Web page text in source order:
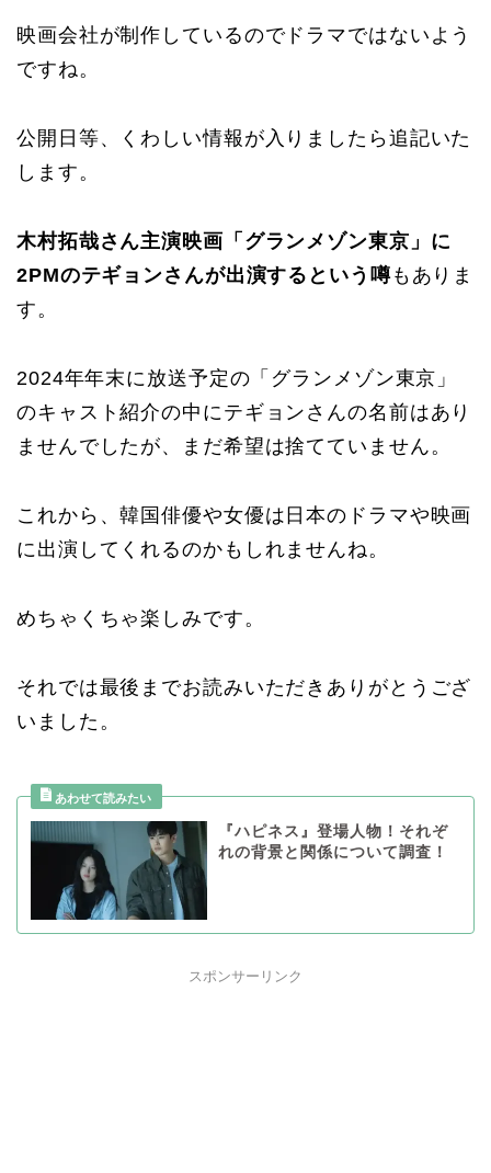
映画会社が制作しているのでドラマではないよう
ですね。
公開日等、くわしい情報が入りましたら追記いた
します。
木村拓哉さん主演映画「グランメゾン東京」に
2PMのテギョンさんが出演するという噂もありま
す。
2024年年末に放送予定の「グランメゾン東京」
のキャスト紹介の中にテギョンさんの名前はあり
ませんでしたが、まだ希望は捨てていません。
これから、韓国俳優や女優は日本のドラマや映画
に出演してくれるのかもしれませんね。
めちゃくちゃ楽しみです。
それでは最後までお読みいただきありがとうござ
いました。
『ハピネス』登場人物！それぞ
れの背景と関係について調査！
スポンサーリンク